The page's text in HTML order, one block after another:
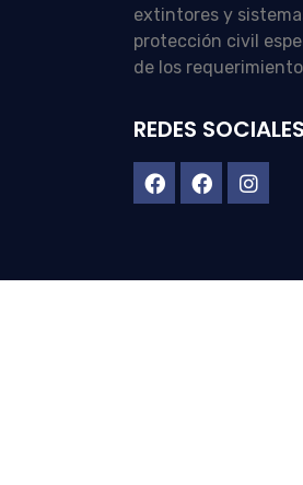
extintores y
protección civil
de los
REDES SOCIALES